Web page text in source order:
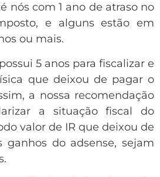
nós com 1 ano de atraso no
e alguns estão em
ou mais.
5 anos para fiscalizar e
que deixou de pagar o
a nossa recomendação
a situação fiscal do
valor de IR que deixou de
ganhos do adsense, sejam